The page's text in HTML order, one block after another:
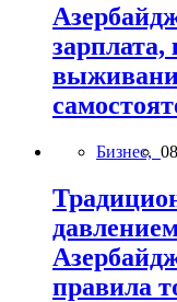
Бизнес,
правила